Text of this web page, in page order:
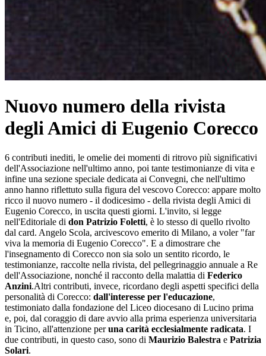
Nuovo numero della rivista
degli Amici di Eugenio Corecco
6 contributi inediti, le omelie dei momenti di ritrovo più significativi
dell'Associazione nell'ultimo anno, poi tante testimonianze di vita e
infine una sezione speciale dedicata ai Convegni, che nell'ultimo
anno hanno riflettuto sulla figura del vescovo Corecco: appare molto
ricco il nuovo numero - il dodicesimo - della rivista degli Amici di
Eugenio Corecco, in uscita questi giorni. L'invito, si legge
nell'Editoriale di don Patrizio Foletti, è lo stesso di quello rivolto
dal card. Angelo Scola, arcivescovo emerito di Milano, a voler "far
viva la memoria di Eugenio Corecco". E a dimostrare che
l'insegnamento di Corecco non sia solo un sentito ricordo, le
testimonianze, raccolte nella rivista, del pellegrinaggio annuale a Re
dell'Associazione, nonché il racconto della malattia di Federico
Anzini.Altri contributi, invece, ricordano degli aspetti specifici della
personalità di Corecco: dall'interesse per l'educazione,
testimoniato dalla fondazione del Liceo diocesano di Lucino prima
e, poi, dal coraggio di dare avvio alla prima esperienza universitaria
in Ticino, all'attenzione peruna carità ecclesialmente radicata. I
due contributi, in questo caso, sono di Maurizio Balestra e Patrizia
Solari.